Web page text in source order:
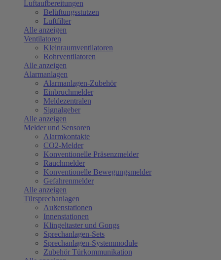
Luftaufbereitungen
Belüftungsstutzen
Luftfilter
Alle anzeigen
Ventilatoren
Kleinraumventilatoren
Rohrventilatoren
Alle anzeigen
Alarmanlagen
Alarmanlagen-Zubehör
Einbruchmelder
Meldezentralen
Signalgeber
Alle anzeigen
Melder und Sensoren
Alarmkontakte
CO2-Melder
Konventionelle Präsenzmelder
Rauchmelder
Konventionelle Bewegungsmelder
Gefahrenmelder
Alle anzeigen
Türsprechanlagen
Außenstationen
Innenstationen
Klingeltaster und Gongs
Sprechanlagen-Sets
Sprechanlagen-Systemmodule
Zubehör Türkommunikation